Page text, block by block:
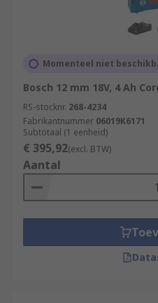
Momenteel niet
Bosch 12 mm 18V, 4 Ah
RS-stocknr. 268-4234
Fabrikantnummer 06019K6171
Subtotaal (1 eenheid)
€ 395,92(excl. BTW)
Aantal